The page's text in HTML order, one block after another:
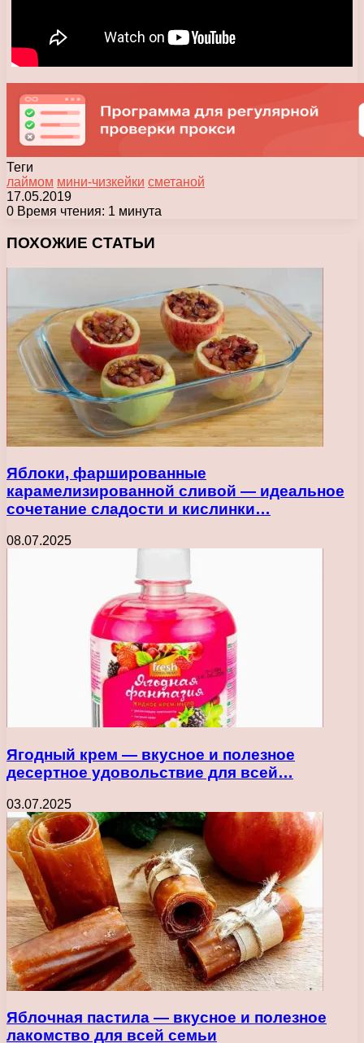
Теги
лаймом мини-чизкейки сметаной
17.05.2019
0 Время чтения: 1 минута
ПОХОЖИЕ СТАТЬИ
Яблоки, фаршированные
карамелизированной сливой — идеальное
сочетание сладости и кислинки…
08.07.2025
Ягодный крем — вкусное и полезное
десертное удовольствие для всей…
03.07.2025
Яблочная пастила — вкусное и полезное
лакомство для всей семьи